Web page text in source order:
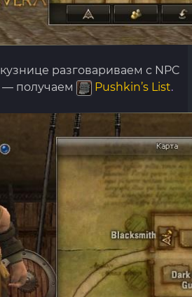
разговариваем с NPC
— получаем Pushkin’s List.